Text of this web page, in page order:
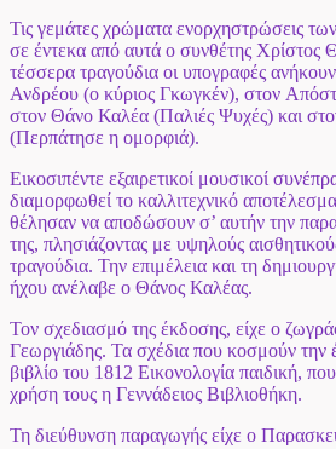
Τις γεμάτες χρώματα ενορχηστρώσεις
σε έντεκα από αυτά ο συνθέτης Χρίστος
τέσσερα τραγούδια οι υπογραφές
Ανδρέου (ο κύριος Γκωγκέν), στον
στον Θάνο Καλέα (Παλιές Ψυχές) και
(Περπάτησε η ομορφιά).
Εικοσιπέντε εξαιρετικοί μουσικοί
διαμορφωθεί το καλλιτεχνικό
θέλησαν να αποδώσουν σ’ αυτήν την
της, πλησιάζοντας με υψηλούς
τραγούδια. Την επιμέλεια και τη
ήχου ανέλαβε ο Θάνος Καλέας.
Τον σχεδιασμό της έκδοσης, είχε ο
Γεωργιάδης. Τα σχέδια που κοσμούν την
βιβλίο του 1812 Εικονολογία παιδική,
χρήση τους η Γεννάδειος Βιβλιοθήκη.
Τη διεύθυνση παραγωγής είχε ο